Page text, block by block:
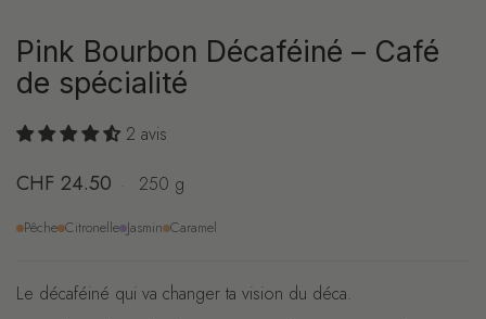
Pink Bourbon Décaféiné – Café
de spécialité
2 avis
Prix régulier
CHF 24.50 · 250 g
Pêche Citronelle Jasmin Caramel
Le décaféiné qui va changer ta vision du déca.